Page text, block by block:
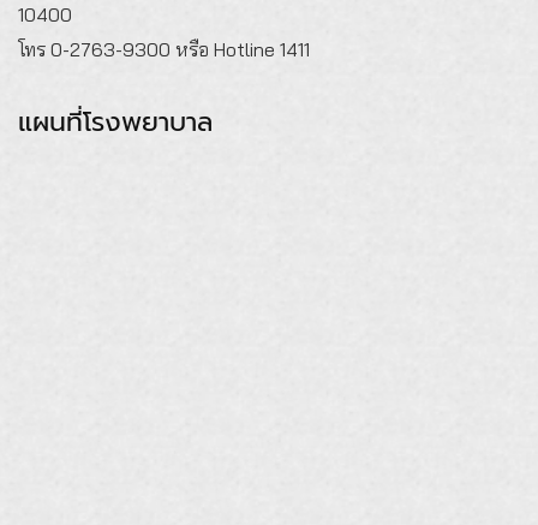
10400
โทร 0-2763-9300 หรือ Hotline 1411
แผนที่โรงพยาบาล